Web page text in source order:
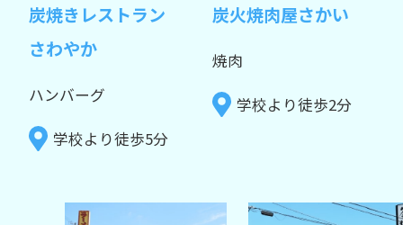
炭焼きレストラン
さわやか
ハンバーグ
学校より徒歩5分
炭火焼肉屋さかい
焼肉
学校より徒歩2分